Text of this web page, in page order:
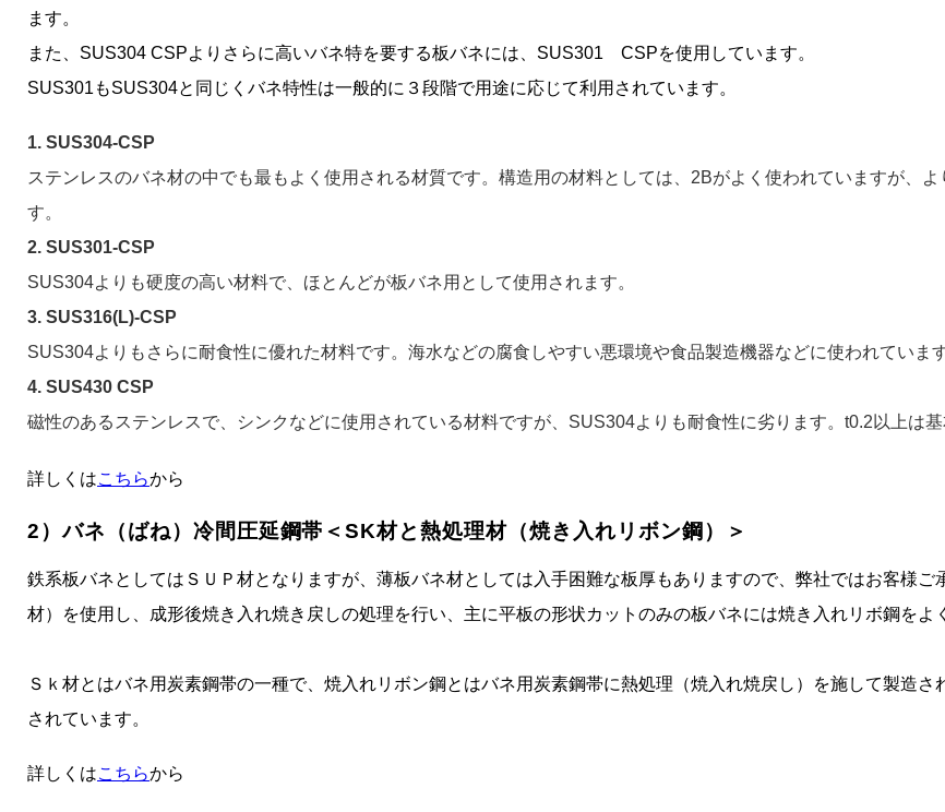
ます。
また、SUS304 CSPよりさらに高いバネ特を要する板バネには、SUS301 CSPを使用しています。
SUS301もSUS304と同じくバネ特性は一般的に３段階で用途に応じて利用されています。
1. SUS304-CSP
ステンレスのバネ材の中でも最もよく使用される材質です。構造用の材料としては、2Bがよく使われていますが、
す。
2. SUS301-CSP
SUS304よりも硬度の高い材料で、ほとんどが板バネ用として使用されます。
3. SUS316(L)-CSP
SUS304よりもさらに耐食性に優れた材料です。海水などの腐食しやすい悪環境や食品製造機器などに使われています
4. SUS430 CSP
磁性のあるステンレスで、シンクなどに使用されている材料ですが、SUS304よりも耐食性に劣ります。t0.2以上は
詳しくはこちらから
2）バネ（ばね）冷間圧延鋼帯＜SK材と熱処理材（焼き入れリボン鋼）＞
鉄系板バネとしてはＳＵＰ材となりますが、薄板バネ材としては入手困難な板厚もありますので、弊社ではお客様
材）を使用し、成形後焼き入れ焼き戻しの処理を行い、主に平板の形状カットのみの板バネには焼き入れリボ鋼をよ
Ｓｋ材とはバネ用炭素鋼帯の一種で、焼入れリボン鋼とはバネ用炭素鋼帯に熱処理（焼入れ焼戻し）を施して製造
されています。
詳しくはこちらから